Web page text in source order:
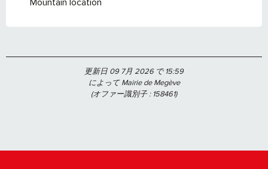
Mountain location
更新日 09 7月 2026 で 15:59
によって Mairie de Megève
(オファー識別子 : 158461)